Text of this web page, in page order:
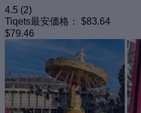
4.5 (2)
Tiqets最安価格：
$83.64
$79.46